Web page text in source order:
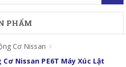
PHẨM
Cơ Nissan
Nissan PE6T Máy Xúc Lật